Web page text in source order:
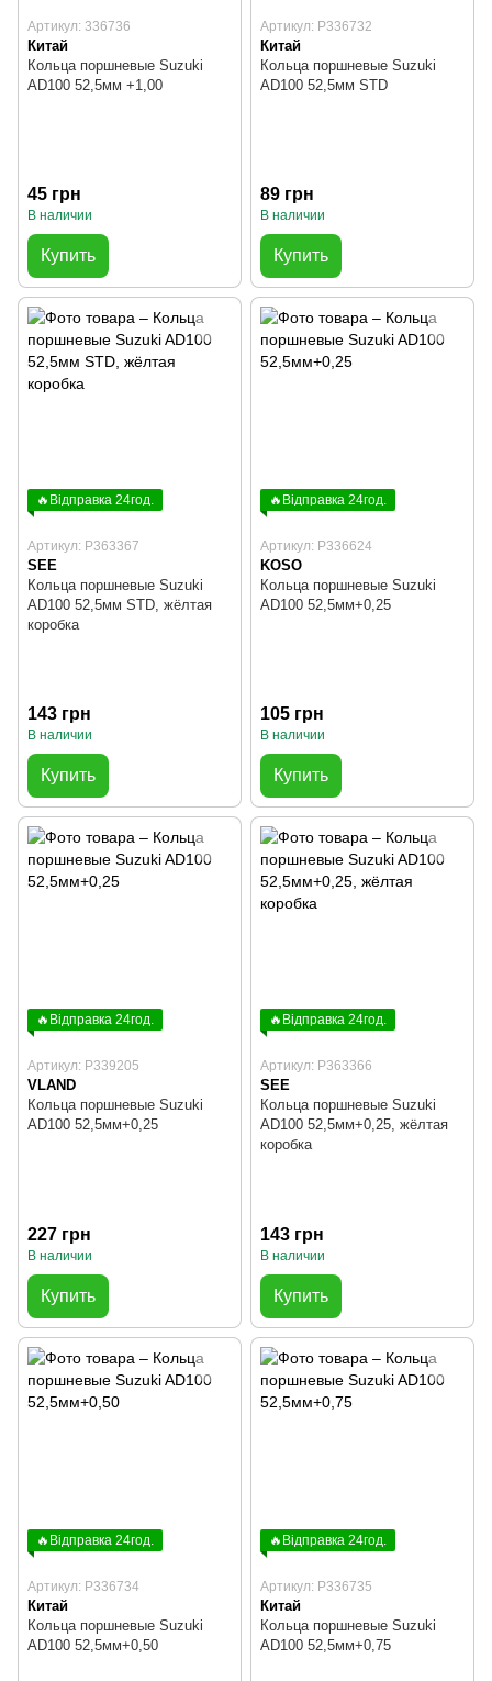
Артикул: 336736
Китай
Кольца поршневые Suzuki
AD100 52,5мм +1,00
45 грн
В наличии
Купить
Артикул: P336732
Китай
Кольца поршневые Suzuki
AD100 52,5мм STD
89 грн
В наличии
Купить
🔥Відправка 24год.
Артикул: P363367
SEE
Кольца поршневые Suzuki
AD100 52,5мм STD, жёлтая
коробка
143 грн
В наличии
Купить
🔥Відправка 24год.
Артикул: P336624
KOSO
Кольца поршневые Suzuki
AD100 52,5мм+0,25
105 грн
В наличии
Купить
🔥Відправка 24год.
Артикул: P339205
VLAND
Кольца поршневые Suzuki
AD100 52,5мм+0,25
227 грн
В наличии
Купить
🔥Відправка 24год.
Артикул: P363366
SEE
Кольца поршневые Suzuki
AD100 52,5мм+0,25, жёлтая
коробка
143 грн
В наличии
Купить
🔥Відправка 24год.
Артикул: P336734
Китай
Кольца поршневые Suzuki
AD100 52,5мм+0,50
🔥Відправка 24год.
Артикул: P336735
Китай
Кольца поршневые Suzuki
AD100 52,5мм+0,75